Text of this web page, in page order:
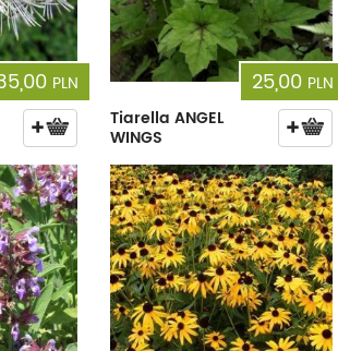
PLN
25,00 PLN
Tiarella ANGEL
WINGS